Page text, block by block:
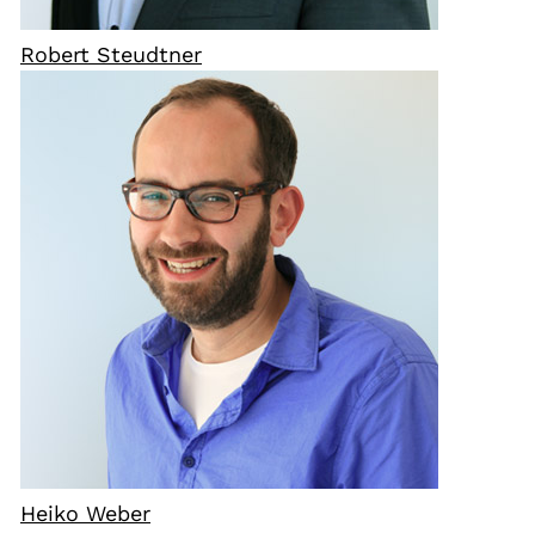
Robert Steudtner
Heiko Weber